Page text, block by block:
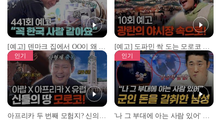
[예고] 덴마크 집에서 OO이 왜 나와...? 이상할 정도로 한국을 사랑하는 우리 형을 제보합니다! [예고] 도파민 싹 도는 모로코 야시장 투어!
인기 인기